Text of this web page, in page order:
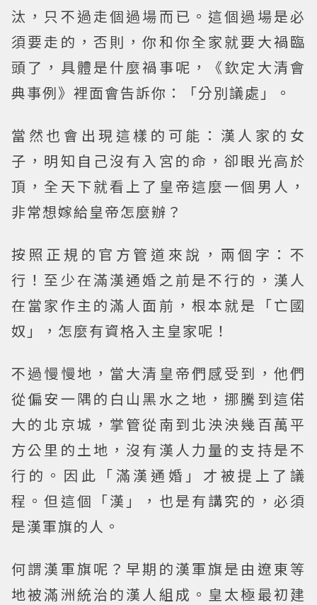
汰，只不過走個過場而已。這個過場是必
須要走的，否則，你和你全家就要大禍臨
頭了，具體是什麼禍事呢，《欽定大清會
典事例》裡面會告訴你：「分別議處」。
當然也會出現這樣的可能：漢人家的女
子，明知自己沒有入宮的命，卻眼光高於
頂，全天下就看上了皇帝這麼一個男人，
非常想嫁給皇帝怎麼辦？
按照正規的官方管道來說，兩個字：不
行！至少在滿漢通婚之前是不行的，漢人
在當家作主的滿人面前，根本就是「亡國
奴」，怎麼有資格入主皇家呢！
不過慢慢地，當大清皇帝們感受到，他們
從偏安一隅的白山黑水之地，挪騰到這偌
大的北京城，掌管從南到北泱泱幾百萬平
方公里的土地，沒有漢人力量的支持是不
行的。因此「滿漢通婚」才被提上了議
程。但這個「漢」，也是有講究的，必須
是漢軍旗的人。
何謂漢軍旗呢？早期的漢軍旗是由遼東等
地被滿洲統治的漢人組成。皇太極最初建